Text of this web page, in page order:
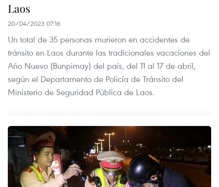
Laos
20/04/2023 07:16
Un total de 35 personas murieron en accidentes de
tránsito en Laos durante las tradicionales vacaciones del
Año Nuevo (Bunpimay) del país, del 11 al 17 de abril,
según el Departamento de Policía de Tránsito del
Ministerio de Seguridad Pública de Laos.